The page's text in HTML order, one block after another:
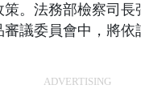
。法務部檢察司
議委員會中，將
ADVERTISING